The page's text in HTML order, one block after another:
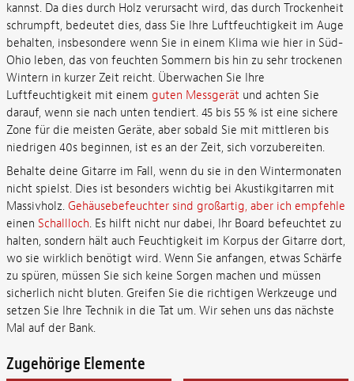
kannst. Da dies durch Holz verursacht wird, das durch Trockenheit
schrumpft, bedeutet dies, dass Sie Ihre Luftfeuchtigkeit im Auge
behalten, insbesondere wenn Sie in einem Klima wie hier in Süd-
Ohio leben, das von feuchten Sommern bis hin zu sehr trockenen
Wintern in kurzer Zeit reicht. Überwachen Sie Ihre
Luftfeuchtigkeit mit einem guten Messgerät und achten Sie
darauf, wenn sie nach unten tendiert. 45 bis 55 % ist eine sichere
Zone für die meisten Geräte, aber sobald Sie mit mittleren bis
niedrigen 40s beginnen, ist es an der Zeit, sich vorzubereiten.
Behalte deine Gitarre im Fall, wenn du sie in den Wintermonaten
nicht spielst. Dies ist besonders wichtig bei Akustikgitarren mit
Massivholz. Gehäusebefeuchter sind großartig, aber ich empfehle
einen Schallloch. Es hilft nicht nur dabei, Ihr Board befeuchtet zu
halten, sondern hält auch Feuchtigkeit im Korpus der Gitarre dort,
wo sie wirklich benötigt wird. Wenn Sie anfangen, etwas Schärfe
zu spüren, müssen Sie sich keine Sorgen machen und müssen
sicherlich nicht bluten. Greifen Sie die richtigen Werkzeuge und
setzen Sie Ihre Technik in die Tat um. Wir sehen uns das nächste
Mal auf der Bank.
Zugehörige Elemente